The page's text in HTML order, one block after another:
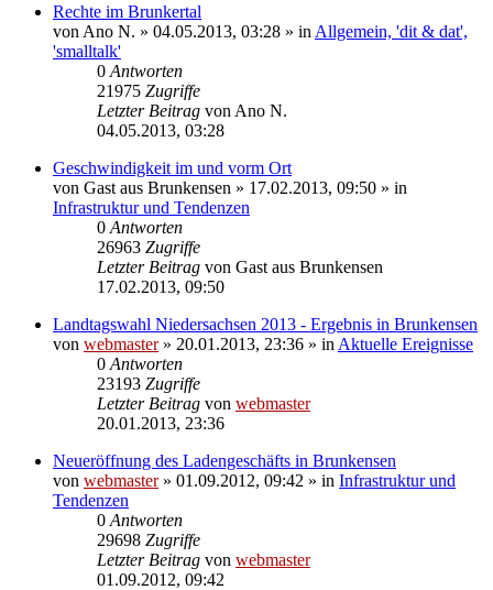
Rechte im Brunkertal
von Ano N. » 04.05.2013, 03:28 » in Allgemein, 'dit & dat',
'smalltalk'
0 Antworten
21975 Zugriffe
Letzter Beitrag von Ano N.
04.05.2013, 03:28
Geschwindigkeit im und vorm Ort
von Gast aus Brunkensen » 17.02.2013, 09:50 » in
Infrastruktur und Tendenzen
0 Antworten
26963 Zugriffe
Letzter Beitrag von Gast aus Brunkensen
17.02.2013, 09:50
Landtagswahl Niedersachsen 2013 - Ergebnis in Brunkensen
von webmaster» 20.01.2013, 23:36 » in Aktuelle Ereignisse
0 Antworten
23193 Zugriffe
Letzter Beitrag von webmaster
20.01.2013, 23:36
Neueröffnung des Ladengeschäfts in Brunkensen
von webmaster» 01.09.2012, 09:42 » in Infrastruktur und
Tendenzen
0 Antworten
29698 Zugriffe
Letzter Beitrag von webmaster
01.09.2012, 09:42